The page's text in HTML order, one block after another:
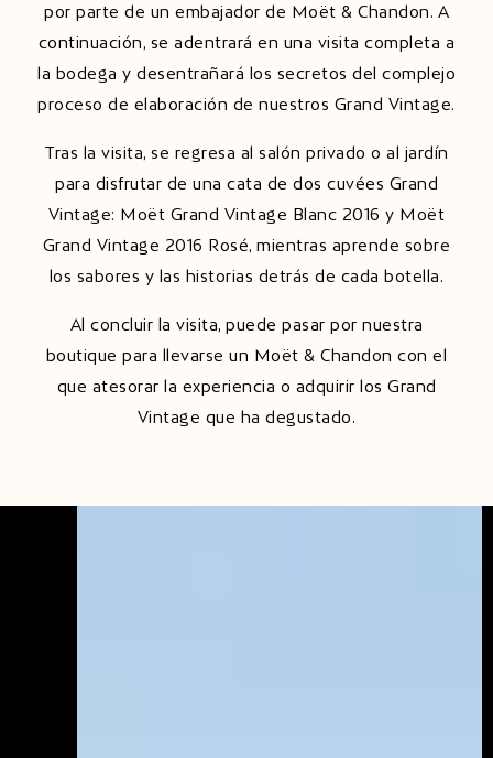
por parte de un embajador de Moët & Chandon. A
continuación, se adentrará en una visita completa a
la bodega y desentrañará los secretos del complejo
proceso de elaboración de nuestros Grand Vintage.
Tras la visita, se regresa al salón privado o al jardín
para disfrutar de una cata de dos cuvées Grand
Vintage: Moët Grand Vintage Blanc 2016 y Moët
Grand Vintage 2016 Rosé, mientras aprende sobre
los sabores y las historias detrás de cada botella.
Al concluir la visita, puede pasar por nuestra
boutique para llevarse un Moët & Chandon con el
que atesorar la experiencia o adquirir los Grand
Vintage que ha degustado.